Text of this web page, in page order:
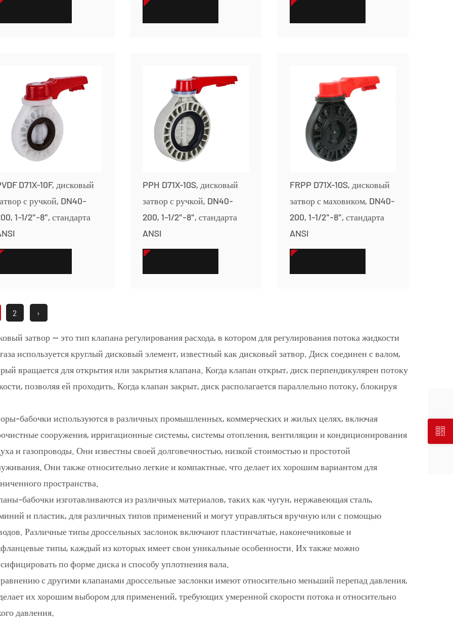
D71X-10F, дисковый
с ручкой, DN40-
1-1/2"-8", стандарта
PPH D71X-10S, дисковый
затвор с ручкой, DN40-
200, 1-1/2"-8", стандарта
ANSI
FRPP D71X-10S, дисковый
затвор с маховиком, DN40-
200, 1-1/2"-8", стандарта
ANSI
2 ›
затвор — это тип клапана регулирования расхода, в котором для регулирования потока жидкости
используется круглый дисковый элемент, известный как дисковый затвор. Диск соединен с валом,
вращается для открытия или закрытия клапана. Когда клапан открыт, диск перпендикулярен потоку
позволяя ей проходить. Когда клапан закрыт, диск располагается параллельно потоку, блокируя
бабочки используются в различных промышленных, коммерческих и жилых целях, включая
сооружения, ирригационные системы, системы отопления, вентиляции и кондиционирования
и газопроводы. Они известны своей долговечностью, низкой стоимостью и простотой
Они также относительно легкие и компактные, что делает их хорошим вариантом для
пространства.
бабочки изготавливаются из различных материалов, таких как чугун, нержавеющая сталь,
и пластик, для различных типов применений и могут управляться вручную или с помощью
Различные типы дроссельных заслонок включают пластинчатые, наконечниковые и
типы, каждый из которых имеет свои уникальные особенности. Их также можно
по форме диска и способу уплотнения вала.
с другими клапанами дроссельные заслонки имеют относительно меньший перепад давления,
их хорошим выбором для применений, требующих умеренной скорости потока и относительно
давления.